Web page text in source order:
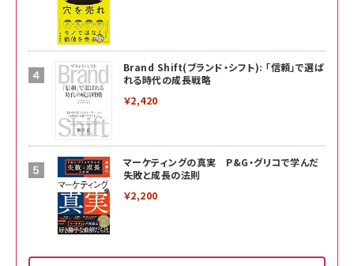
Brand Shift(ブランド・シフト): 「信頼」で選ば
れる時代の成長戦略
￥2,420
マーケティングの真実 P&G・グリコで学んだ
失敗と成長の法則
￥2,200